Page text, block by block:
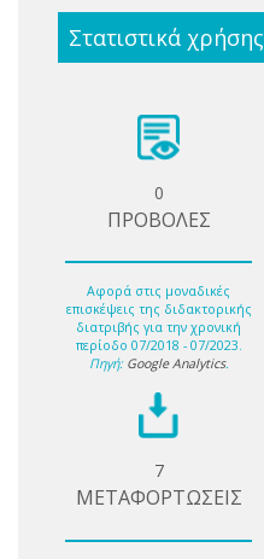
Στατιστικά χρήσης
0
ΠΡΟΒΟΛΕΣ
Αφορά στις μοναδικές
επισκέψεις της διδακτορικής
διατριβής για την χρονική
περίοδο 07/2018 - 07/2023.
Πηγή: Google Analytics.
7
ΜΕΤΑΦΟΡΤΩΣΕΙΣ